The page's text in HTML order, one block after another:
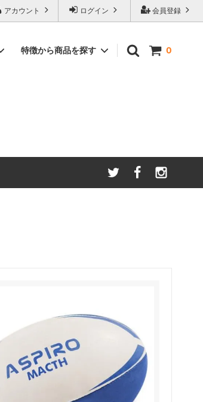
会員登録
ログイン
アカウント
0
フェアトレードサッカーボール
特徴から商品を探す